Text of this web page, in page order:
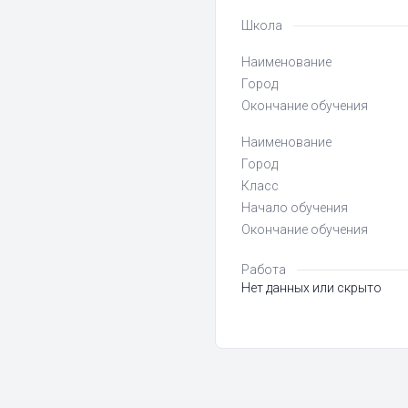
Школа
Наименование
Город
Окончание обучения
Наименование
Город
Класс
Начало обучения
Окончание обучения
Работа
Нет данных или скрыто